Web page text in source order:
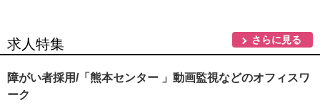
求人特集 さらに見る
障がい者採用/「熊本センター 」動画監視などのオフィスワ
ーク